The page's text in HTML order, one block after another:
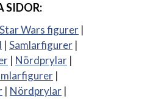
SIDOR:
Star Wars figurer |
| Samlarfigurer |
| Nördprylar |
|
| Nördprylar |